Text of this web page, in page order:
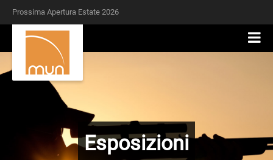
Prossima Apertura Estate 2026
Esposizioni